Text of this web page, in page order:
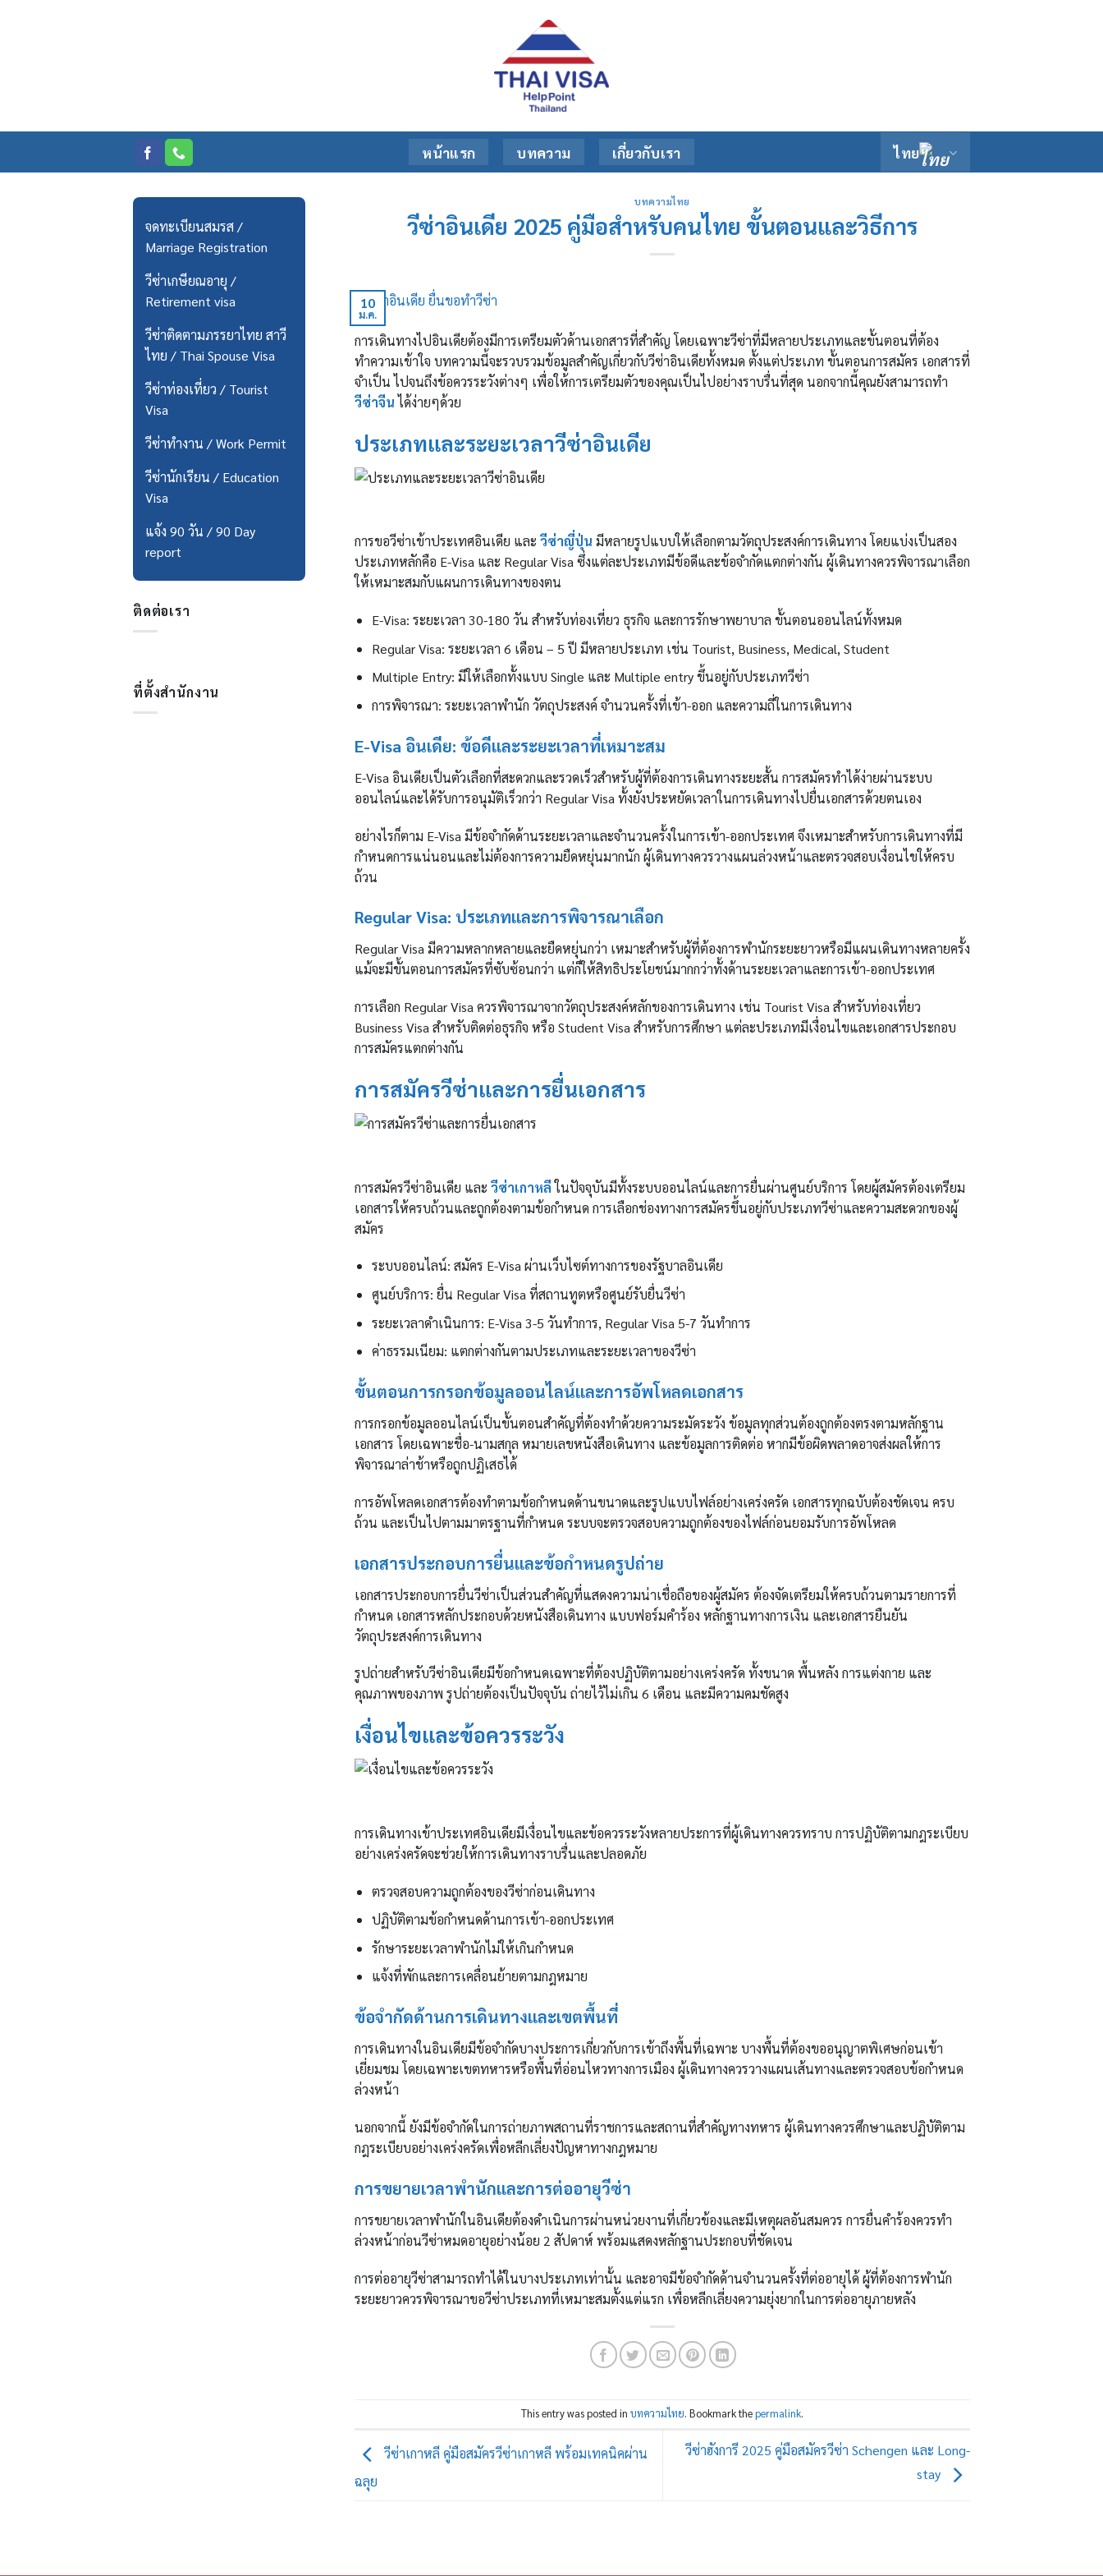
หน้าแรก บทความ เกี่ยวกับเรา ไทย
จดทะเบียนสมรส /
Marriage Registration
วีซ่าเกษียณอายุ /
Retirement visa
วีซ่าติดตามภรรยาไทย สาวี
ไทย / Thai Spouse Visa
วีซ่าท่องเที่ยว / Tourist
Visa
วีซ่าทำงาน / Work Permit
วีซ่านักเรียน / Education
Visa
แจ้ง 90 วัน / 90 Day
report
ติดต่อเรา
ที่ตั้งสำนักงาน
บทความไทย
วีซ่าอินเดีย 2025 คู่มือสำหรับคนไทย ขั้นตอนและวิธีการ
10
ม.ค.
การเดินทางไปอินเดียต้องมีการเตรียมตัวด้านเอกสารที่สำคัญ โดยเฉพาะวีซ่าที่มีหลายประเภทและขั้นตอนที่ต้อง
ทำความเข้าใจ บทความนี้จะรวบรวมข้อมูลสำคัญเกี่ยวกับวีซ่าอินเดียทั้งหมด ตั้งแต่ประเภท ขั้นตอนการสมัคร เอกสารที่
จำเป็น ไปจนถึงข้อควรระวังต่างๆ เพื่อให้การเตรียมตัวของคุณเป็นไปอย่างราบรื่นที่สุด นอกจากนี้คุณยังสามารถทำ
วีซ่าจีนได้ง่ายๆด้วย
ประเภทและระยะเวลาวีซ่าอินเดีย
การขอวีซ่าเข้าประเทศอินเดีย และ วีซ่าญี่ปุ่น มีหลายรูปแบบให้เลือกตามวัตถุประสงค์การเดินทาง โดยแบ่งเป็นสอง
ประเภทหลักคือ E-Visa และ Regular Visa ซึ่งแต่ละประเภทมีข้อดีและข้อจำกัดแตกต่างกัน ผู้เดินทางควรพิจารณาเลือก
ให้เหมาะสมกับแผนการเดินทางของตน
E-Visa: ระยะเวลา 30-180 วัน สำหรับท่องเที่ยว ธุรกิจ และการรักษาพยาบาล ขั้นตอนออนไลน์ทั้งหมด
Regular Visa: ระยะเวลา 6 เดือน – 5 ปี มีหลายประเภท เช่น Tourist, Business, Medical, Student
Multiple Entry: มีให้เลือกทั้งแบบ Single และ Multiple entry ขึ้นอยู่กับประเภทวีซ่า
การพิจารณา: ระยะเวลาพำนัก วัตถุประสงค์ จำนวนครั้งที่เข้า-ออก และความถี่ในการเดินทาง
E-Visa อินเดีย: ข้อดีและระยะเวลาที่เหมาะสม
E-Visa อินเดียเป็นตัวเลือกที่สะดวกและรวดเร็วสำหรับผู้ที่ต้องการเดินทางระยะสั้น การสมัครทำได้ง่ายผ่านระบบ
ออนไลน์และได้รับการอนุมัติเร็วกว่า Regular Visa ทั้งยังประหยัดเวลาในการเดินทางไปยื่นเอกสารด้วยตนเอง
อย่างไรก็ตาม E-Visa มีข้อจำกัดด้านระยะเวลาและจำนวนครั้งในการเข้า-ออกประเทศ จึงเหมาะสำหรับการเดินทางที่มี
กำหนดการแน่นอนและไม่ต้องการความยืดหยุ่นมากนัก ผู้เดินทางควรวางแผนล่วงหน้าและตรวจสอบเงื่อนไขให้ครบ
ถ้วน
Regular Visa: ประเภทและการพิจารณาเลือก
Regular Visa มีความหลากหลายและยืดหยุ่นกว่า เหมาะสำหรับผู้ที่ต้องการพำนักระยะยาวหรือมีแผนเดินทางหลายครั้ง
แม้จะมีขั้นตอนการสมัครที่ซับซ้อนกว่า แต่ก็ให้สิทธิประโยชน์มากกว่าทั้งด้านระยะเวลาและการเข้า-ออกประเทศ
การเลือก Regular Visa ควรพิจารณาจากวัตถุประสงค์หลักของการเดินทาง เช่น Tourist Visa สำหรับท่องเที่ยว
Business Visa สำหรับติดต่อธุรกิจ หรือ Student Visa สำหรับการศึกษา แต่ละประเภทมีเงื่อนไขและเอกสารประกอบ
การสมัครแตกต่างกัน
การสมัครวีซ่าและการยื่นเอกสาร
การสมัครวีซ่าอินเดีย และ วีซ่าเกาหลีในปัจจุบันมีทั้งระบบออนไลน์และการยื่นผ่านศูนย์บริการ โดยผู้สมัครต้องเตรียม
เอกสารให้ครบถ้วนและถูกต้องตามข้อกำหนด การเลือกช่องทางการสมัครขึ้นอยู่กับประเภทวีซ่าและความสะดวกของผู้
สมัคร
ระบบออนไลน์: สมัคร E-Visa ผ่านเว็บไซต์ทางการของรัฐบาลอินเดีย
ศูนย์บริการ: ยื่น Regular Visa ที่สถานทูตหรือศูนย์รับยื่นวีซ่า
ระยะเวลาดำเนินการ: E-Visa 3-5 วันทำการ, Regular Visa 5-7 วันทำการ
ค่าธรรมเนียม: แตกต่างกันตามประเภทและระยะเวลาของวีซ่า
ขั้นตอนการกรอกข้อมูลออนไลน์และการอัพโหลดเอกสาร
การกรอกข้อมูลออนไลน์เป็นขั้นตอนสำคัญที่ต้องทำด้วยความระมัดระวัง ข้อมูลทุกส่วนต้องถูกต้องตรงตามหลักฐาน
เอกสาร โดยเฉพาะชื่อ-นามสกุล หมายเลขหนังสือเดินทาง และข้อมูลการติดต่อ หากมีข้อผิดพลาดอาจส่งผลให้การ
พิจารณาล่าช้าหรือถูกปฏิเสธได้
การอัพโหลดเอกสารต้องทำตามข้อกำหนดด้านขนาดและรูปแบบไฟล์อย่างเคร่งครัด เอกสารทุกฉบับต้องชัดเจน ครบ
ถ้วน และเป็นไปตามมาตรฐานที่กำหนด ระบบจะตรวจสอบความถูกต้องของไฟล์ก่อนยอมรับการอัพโหลด
เอกสารประกอบการยื่นและข้อกำหนดรูปถ่าย
เอกสารประกอบการยื่นวีซ่าเป็นส่วนสำคัญที่แสดงความน่าเชื่อถือของผู้สมัคร ต้องจัดเตรียมให้ครบถ้วนตามรายการที่
กำหนด เอกสารหลักประกอบด้วยหนังสือเดินทาง แบบฟอร์มคำร้อง หลักฐานทางการเงิน และเอกสารยืนยัน
วัตถุประสงค์การเดินทาง
รูปถ่ายสำหรับวีซ่าอินเดียมีข้อกำหนดเฉพาะที่ต้องปฏิบัติตามอย่างเคร่งครัด ทั้งขนาด พื้นหลัง การแต่งกาย และ
คุณภาพของภาพ รูปถ่ายต้องเป็นปัจจุบัน ถ่ายไว้ไม่เกิน 6 เดือน และมีความคมชัดสูง
เงื่อนไขและข้อควรระวัง
การเดินทางเข้าประเทศอินเดียมีเงื่อนไขและข้อควรระวังหลายประการที่ผู้เดินทางควรทราบ การปฏิบัติตามกฎระเบียบ
อย่างเคร่งครัดจะช่วยให้การเดินทางราบรื่นและปลอดภัย
ตรวจสอบความถูกต้องของวีซ่าก่อนเดินทาง
ปฏิบัติตามข้อกำหนดด้านการเข้า-ออกประเทศ
รักษาระยะเวลาพำนักไม่ให้เกินกำหนด
แจ้งที่พักและการเคลื่อนย้ายตามกฎหมาย
ข้อจำกัดด้านการเดินทางและเขตพื้นที่
การเดินทางในอินเดียมีข้อจำกัดบางประการเกี่ยวกับการเข้าถึงพื้นที่เฉพาะ บางพื้นที่ต้องขออนุญาตพิเศษก่อนเข้า
เยี่ยมชม โดยเฉพาะเขตทหารหรือพื้นที่อ่อนไหวทางการเมือง ผู้เดินทางควรวางแผนเส้นทางและตรวจสอบข้อกำหนด
ล่วงหน้า
นอกจากนี้ ยังมีข้อจำกัดในการถ่ายภาพสถานที่ราชการและสถานที่สำคัญทางทหาร ผู้เดินทางควรศึกษาและปฏิบัติตาม
กฎระเบียบอย่างเคร่งครัดเพื่อหลีกเลี่ยงปัญหาทางกฎหมาย
การขยายเวลาพำนักและการต่ออายุวีซ่า
การขยายเวลาพำนักในอินเดียต้องดำเนินการผ่านหน่วยงานที่เกี่ยวข้องและมีเหตุผลอันสมควร การยื่นคำร้องควรทำ
ล่วงหน้าก่อนวีซ่าหมดอายุอย่างน้อย 2 สัปดาห์ พร้อมแสดงหลักฐานประกอบที่ชัดเจน
การต่ออายุวีซ่าสามารถทำได้ในบางประเภทเท่านั้น และอาจมีข้อจำกัดด้านจำนวนครั้งที่ต่ออายุได้ ผู้ที่ต้องการพำนัก
ระยะยาวควรพิจารณาขอวีซ่าประเภทที่เหมาะสมตั้งแต่แรก เพื่อหลีกเลี่ยงความยุ่งยากในการต่ออายุภายหลัง
This entry was posted in บทความไทย. Bookmark thepermalink.
วีซ่าเกาหลี คู่มือสมัครวีซ่าเกาหลี พร้อมเทคนิคผ่าน
ฉลุย
วีซ่าฮังการี 2025 คู่มือสมัครวีซ่า Schengen และ Long-
stay